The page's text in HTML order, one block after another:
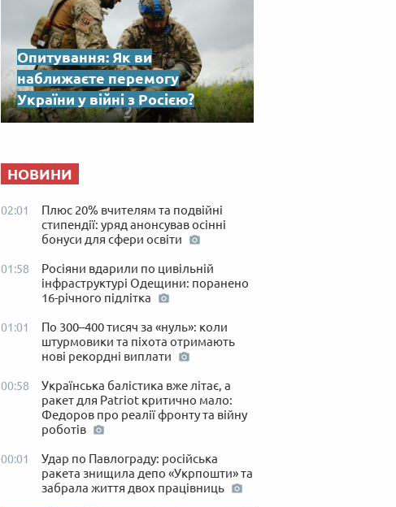
Опитування: Як ви
наближаєте перемогу
України у війні з Росією?
НОВИНИ
02:01
Плюс 20% вчителям та подвійні
стипендії: уряд анонсував осінні
бонуси для сфери освіти
01:58
Росіяни вдарили по цивільній
інфраструктурі Одещини: поранено
16-річного підлітка
01:01
По 300–400 тисяч за «нуль»: коли
штурмовики та піхота отримають
нові рекордні виплати
00:58
Українська балістика вже літає, а
ракет для Patriot критично мало:
Федоров про реалії фронту та війну
роботів
00:01
Удар по Павлограду: російська
ракета знищила депо «Укрпошти» та
забрала життя двох працівниць